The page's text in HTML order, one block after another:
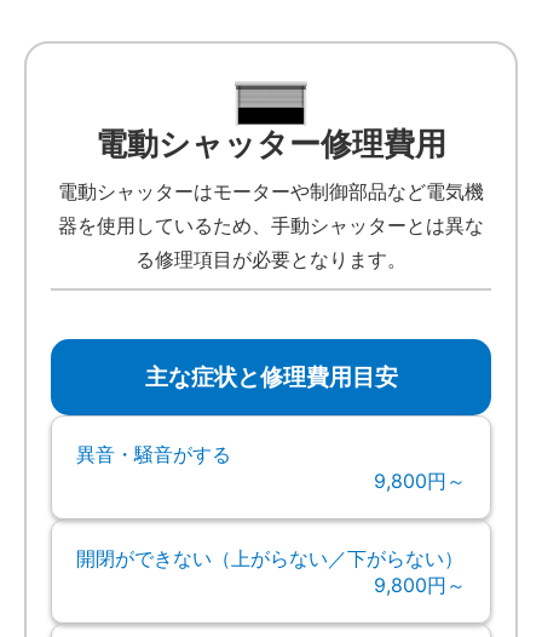
電動シャッター修理費用
電動シャッターはモーターや制御部品など電気機
器を使用しているため、手動シャッターとは異な
る修理項目が必要となります。
主な症状と修理費用目安
異音・騒音がする
9,800円～
開閉ができない（上がらない／下がらない）
9,800円～